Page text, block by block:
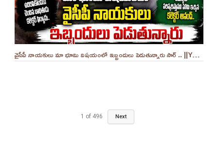
వైసీపీ నాయకులు మా భూమి విషయంలో ఇబ్బందులు పెడుతున్నారు సార్ .. ||YES 9TV
1 of 496 Next